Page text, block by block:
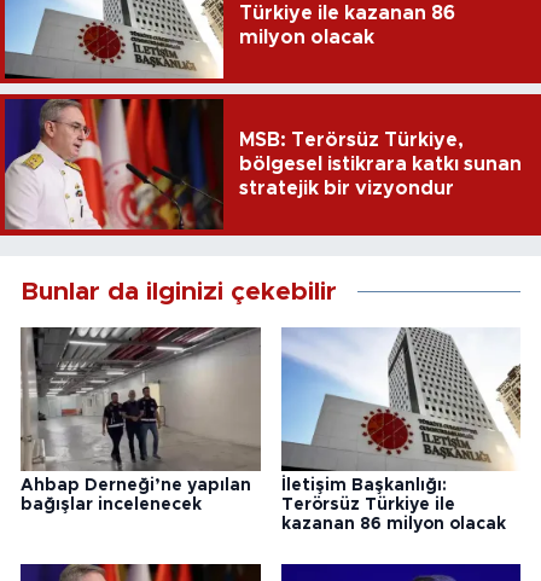
Türkiye ile kazanan 86
milyon olacak
MSB: Terörsüz Türkiye,
bölgesel istikrara katkı sunan
stratejik bir vizyondur
Bunlar da ilginizi çekebilir
Ahbap Derneği’ne yapılan
bağışlar incelenecek
İletişim Başkanlığı:
Terörsüz Türkiye ile
kazanan 86 milyon olacak